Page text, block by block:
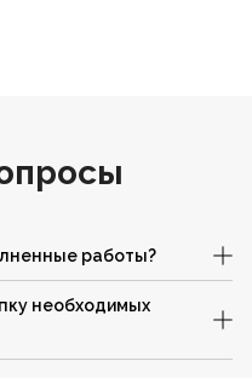
работы?
необходимых